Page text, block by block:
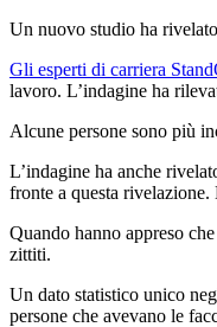
Un nuovo studio ha
Gli esperti di carriera
lavoro. L’indagine ha
Alcune persone sono più
L’indagine ha anche
fronte a questa rivelazione.
Quando hanno appreso
zittiti.
Un dato statistico unico
persone che avevano le